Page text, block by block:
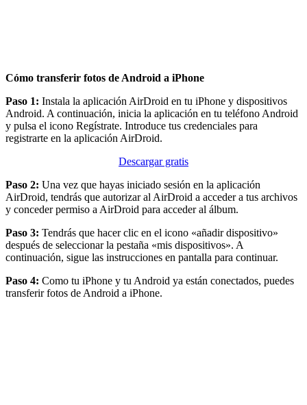
Cómo transferir fotos de Android a iPhone
Paso 1: Instala la aplicación AirDroid en tu iPhone y dispositivos
Android. A continuación, inicia la aplicación en tu teléfono Android
y pulsa el icono Regístrate. Introduce tus credenciales para
registrarte en la aplicación AirDroid.
Descargar gratis
Paso 2: Una vez que hayas iniciado sesión en la aplicación
AirDroid, tendrás que autorizar al AirDroid a acceder a tus archivos
y conceder permiso a AirDroid para acceder al álbum.
Paso 3: Tendrás que hacer clic en el icono «añadir dispositivo»
después de seleccionar la pestaña «mis dispositivos». A
continuación, sigue las instrucciones en pantalla para continuar.
Paso 4: Como tu iPhone y tu Android ya están conectados, puedes
transferir fotos de Android a iPhone.